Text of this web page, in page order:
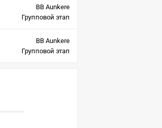
BB Aunkere
Групповой этап
BB Aunkere
Групповой этап